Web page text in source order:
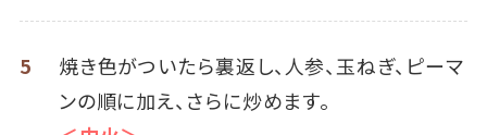
5
焼き色がついたら裏返し、人参、玉ねぎ、ピーマ
ンの順に加え、さらに炒めます。